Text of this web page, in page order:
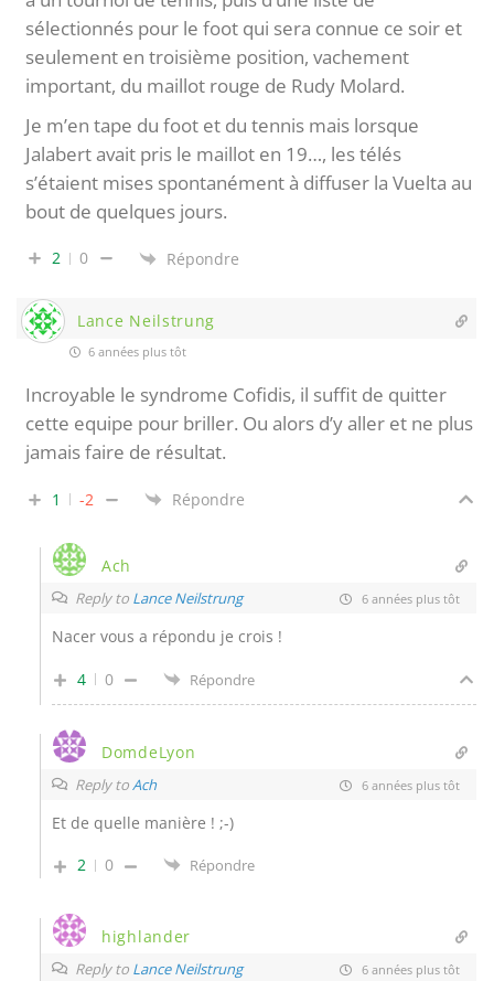
sélectionnés pour le foot qui sera connue ce soir et
seulement en troisième position, vachement
important, du maillot rouge de Rudy Molard.
Je m’en tape du foot et du tennis mais lorsque
Jalabert avait pris le maillot en 19…, les télés
s’étaient mises spontanément à diffuser la Vuelta au
bout de quelques jours.
2 0 Répondre
Lance Neilstrung
6 années plus tôt
Incroyable le syndrome Cofidis, il suffit de quitter
cette equipe pour briller. Ou alors d’y aller et ne plus
jamais faire de résultat.
1 -2 Répondre
Ach
Reply to Lance Neilstrung 6 années plus tôt
Nacer vous a répondu je crois !
4 0 Répondre
DomdeLyon
Reply toAch 6 années plus tôt
Et de quelle manière ! ;-)
2
0 Répondre
highlander
Reply to Lance Neilstrung 6 années plus tôt